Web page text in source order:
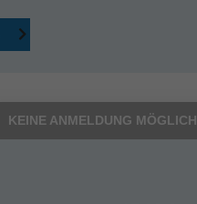
KEINE ANMELDUNG MÖGLICH